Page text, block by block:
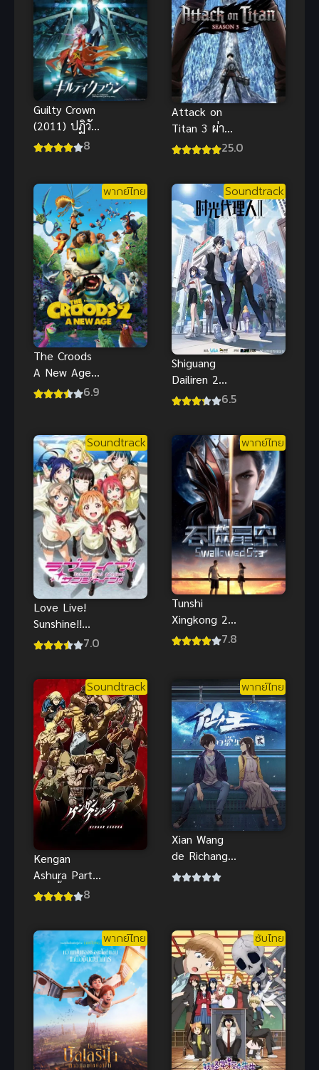
Guilty Crown
(2011) ปฏิวัติ
หัตถ์ราชัน8
Attack on
Titan 3 ผ่า
พิภพไททัน25.0
พากย์ไทย
The Croods
A New Age
พากย์ไทย
ใหม่สุดป่วนฮา
6.9
Soundtrack
Shiguang
Dailiren 2
(Link Click
ภาค 2
6.5
Soundtrack
Love Live!
Sunshine!!
เลิฟไลฟ์! ซัน
7.0
พากย์ไทย
Tunshi
Xingkong 2
(2021) มหา7.8
Soundtrack
Kengan
Ashura Part
2 กำปั้นอสูร
8
พากย์ไทย
Xian Wang
de Richang
Shenghuo 2
พากย์ไทย ซับไทย